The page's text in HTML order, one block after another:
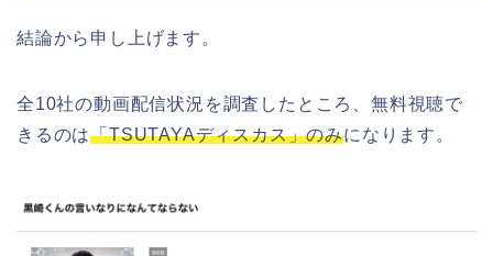
結論から申し上げます。
全10社の動画配信状況を調査したところ、無料視聴で
きるのは「TSUTAYAディスカス」のみになります。